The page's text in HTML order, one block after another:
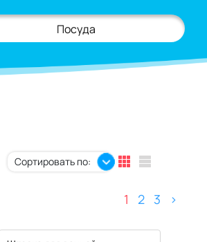
Посуда
Сортировать по:
1 2 3 >